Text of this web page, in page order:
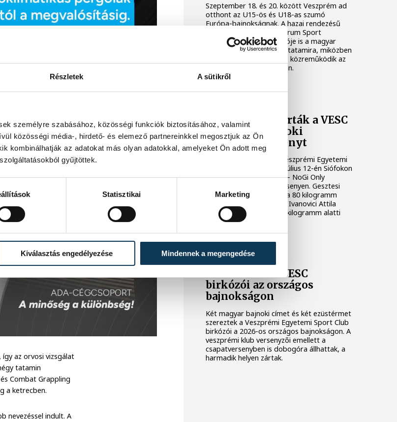
Részletek A sütikről
személyre szabásához, közösségi funkciók biztosításához, valamint
közösségi média-, hirdető- és elemező partnereinkkel megosztjuk az Ön
kombinálhatják az adatokat más olyan adatokkal, amelyeket Ön adott meg
gyűjtöttek.
Statisztikai Marketing
Kiválasztás engedélyezése Mindennek a megengedése
így az orvosi vizsgálat
tatamin
Combat Grappling
a ketrecben.
nevezéssel indult. A
Szeptember 18. és 20. között Veszprém ad
otthont az U15-ös és U18-as szumó
Európa-bajnokságnak. A hazai rendezésű
kontinensviadalon a Centrum Sport
Egyesület több versenyzője is a magyar
válogatott tagjaként lép tatamira, miközben
a klub társrendezőként is közreműködik az
esemény lebonyolításában.
KÜZDŐSPORTOK
Két éremmel zárták a VESC
sportolói a siófoki
grapplingversenyt
Két érmet szereztek a Veszprémi Egyetemi
Sport Club versenyzői a július 12-én Siófokon
rendezett Siófok Brawls – NoGi Only
Submission grapplingversenyen. Gesztesi
Ádám aranyérmet nyert a 80 kilogramm
feletti kategóriában, míg Ivanovici Attila
bronzéremmel zárt a 80 kilogramm alatti
kezdők mezőnyében.
Remekeltek a VESC
birkózói az országos
bajnokságon
Két magyar bajnoki címet és két ezüstérmet
szereztek a Veszprémi Egyetemi Sport Club
birkózói a 2026-os országos bajnokságon. A
veszprémi klub versenyzői emellett a
csapatversenyben is dobogóra állhattak, a
harmadik helyen zártak.